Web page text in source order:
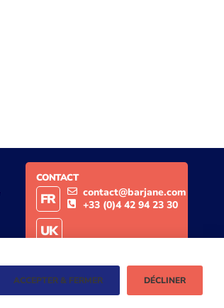
CONTACT
FR
contact@barjane.com
+33 (0)4 42 94 23 30
UK
ACCEPTER & FERMER DÉCLINER